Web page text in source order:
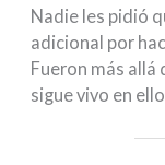
Nadie les pidió
adicional por
Fueron más allá
sigue vivo en